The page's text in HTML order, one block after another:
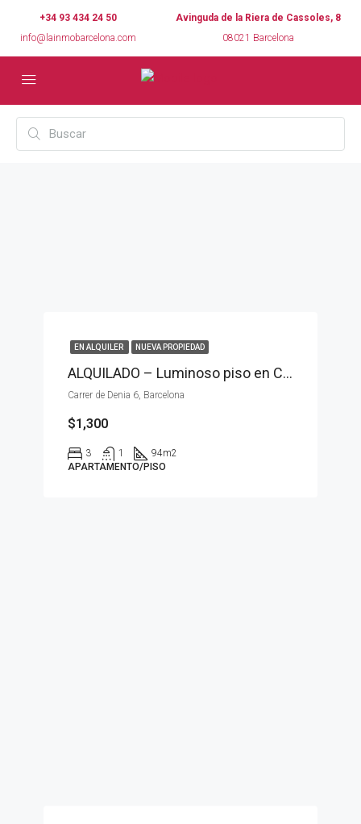
+34 93 434 24 50
info@lainmobarcelona.com
Avinguda de la Riera de Cassoles, 8
08021 Barcelona
EN ALQUILER NUEVA PROPIEDAD
ALQUILADO – Luminoso piso en Carrer Denia
Carrer de Denia 6, Barcelona
$1,300
3 1 94m2
APARTAMENTO/PISO